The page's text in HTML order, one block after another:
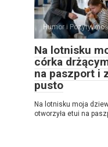
Humor i
Na lotnisku
córka
na paszport i
pusto
Na lotnisku moja
otworzyła etui na